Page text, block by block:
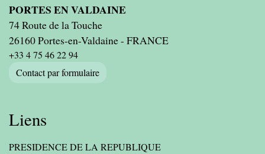
PORTES EN VALDAINE
74 Route de la Touche
26160 Portes-en-Valdaine - FRANCE
+33 4 75 46 22 94
Contact par formulaire
Liens
PRESIDENCE DE LA REPUBLIQUE